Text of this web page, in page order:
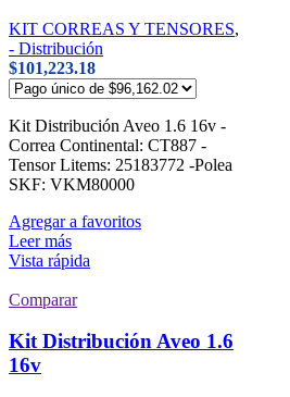
KIT CORREAS Y TENSORES,
- Distribución
$101,223.18
Kit Distribución Aveo 1.6 16v -
Correa Continental: CT887 -
Tensor Litems: 25183772 -Polea
SKF: VKM80000
Agregar a favoritos
Leer más
Vista rápida
Comparar
Kit Distribución Aveo 1.6
16v